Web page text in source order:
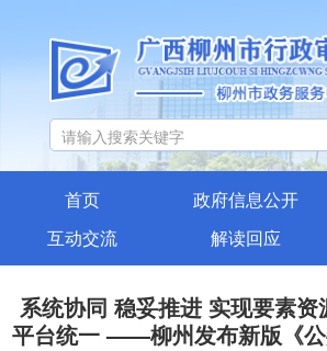
首页 政府信息公开
互动交流
解读回应
系统协同 稳妥推进 实现要素资
平台统一 ——柳州发布新版《